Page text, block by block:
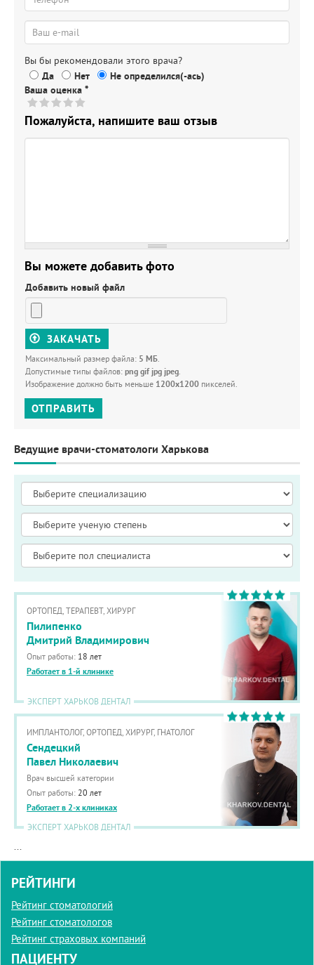
Вы бы рекомендовали этого врача?
Да
Нет
Не определился(-ась)
Ваша оценка *
Пожалуйста, напишите ваш отзыв
Вы можете добавить фото
Добавить новый файл
ЗАКАЧАТЬ
Максимальный размер файла: 5 МБ.
Допустимые типы файлов: png gif jpg jpeg.
Изображение должно быть меньше 1200x1200 пикселей.
ОТПРАВИТЬ
Ведущие врачи-стоматологи Харькова
ОРТОПЕД, ТЕРАПЕВТ, ХИРУРГ
Пилипенко
Дмитрий Владимирович
Опыт работы: 18 лет
Работает в 1-й клинике
ЭКСПЕРТ ХАРЬКОВ ДЕНТАЛ
ИМПЛАНТОЛОГ, ОРТОПЕД, ХИРУРГ, ГНАТОЛОГ
Сендецкий
Павел Николаевич
Врач высшей категории
Опыт работы: 20 лет
Работает в 2-х клиниках
ЭКСПЕРТ ХАРЬКОВ ДЕНТАЛ
...
РЕЙТИНГИ
Рейтинг стоматологий
Рейтинг стоматологов
Рейтинг страховых компаний
ПАЦИЕНТУ